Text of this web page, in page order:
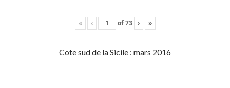
« ‹ of73 › »
Cote sud de la Sicile : mars 2016